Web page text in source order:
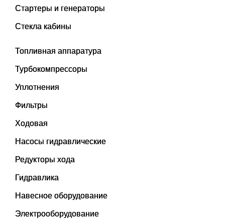
Стартеры и генераторы
Стекла кабины
Топливная аппаратура
Турбокомпрессоры
Уплотнения
Фильтры
Ходовая
Насосы гидравлические
Редукторы хода
Гидравлика
Навесное оборудование
Электрооборудование